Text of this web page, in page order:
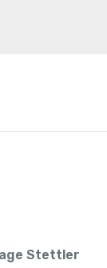
Stettler